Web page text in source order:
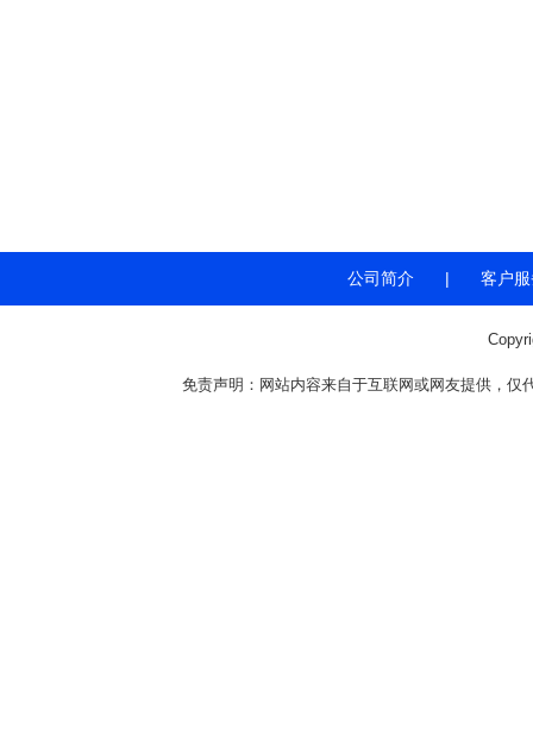
公司简介 | 客户
免责声明：网站内容来自于互联网或网友提供，